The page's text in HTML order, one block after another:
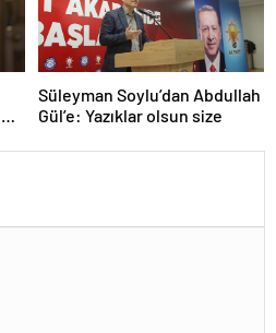
Süleyman Soylu’dan Abdullah
Gül’e: Yazıklar olsun size